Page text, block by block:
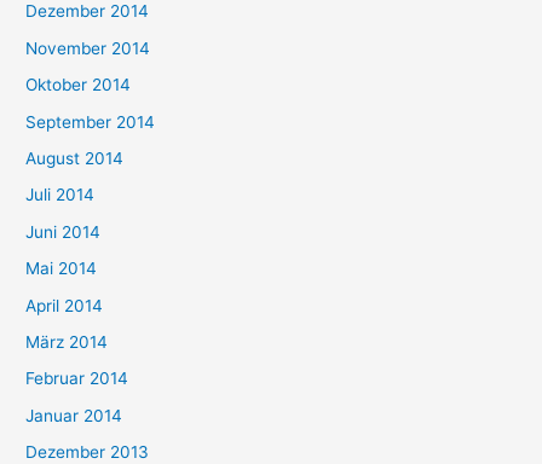
Dezember 2014
November 2014
Oktober 2014
September 2014
August 2014
Juli 2014
Juni 2014
Mai 2014
April 2014
März 2014
Februar 2014
Januar 2014
Dezember 2013